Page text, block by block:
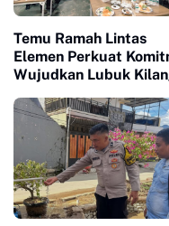
Temu Ramah Lintas
Elemen Perkuat
Wujudkan Lubuk